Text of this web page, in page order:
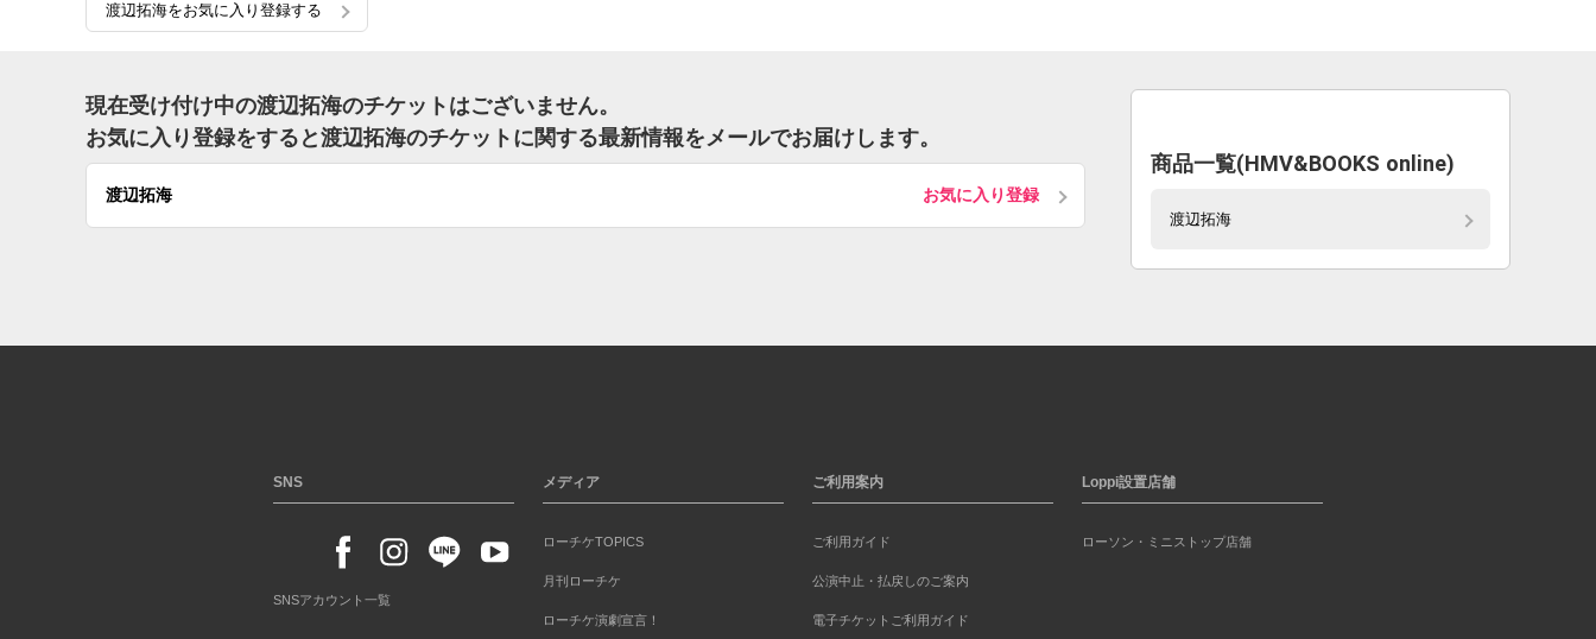
渡辺拓海をお気に入り登録する
現在受け付け中の渡辺拓海のチケットはございません。
お気に入り登録をすると渡辺拓海のチケットに関する最新情報をメールでお届けします。
渡辺拓海 お気に入り登録
商品一覧(HMV&BOOKS online)
渡辺拓海
SNS
SNSアカウント一覧
メディア
ローチケTOPICS
月刊ローチケ
ローチケ演劇宣言！
ご利用案内
ご利用ガイド
公演中止・払戻しのご案内
電子チケットご利用ガイド
Loppi設置店舗
ローソン・ミニストップ店舗